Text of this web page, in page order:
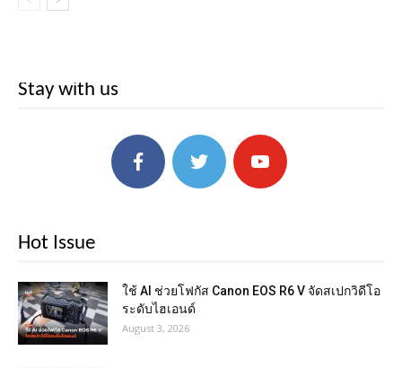
Stay with us
Hot Issue
ใช้ AI ช่วยโฟกัส Canon EOS R6 V จัดสเปกวิดีโอ
ระดับไฮเอนด์
August 3, 2026